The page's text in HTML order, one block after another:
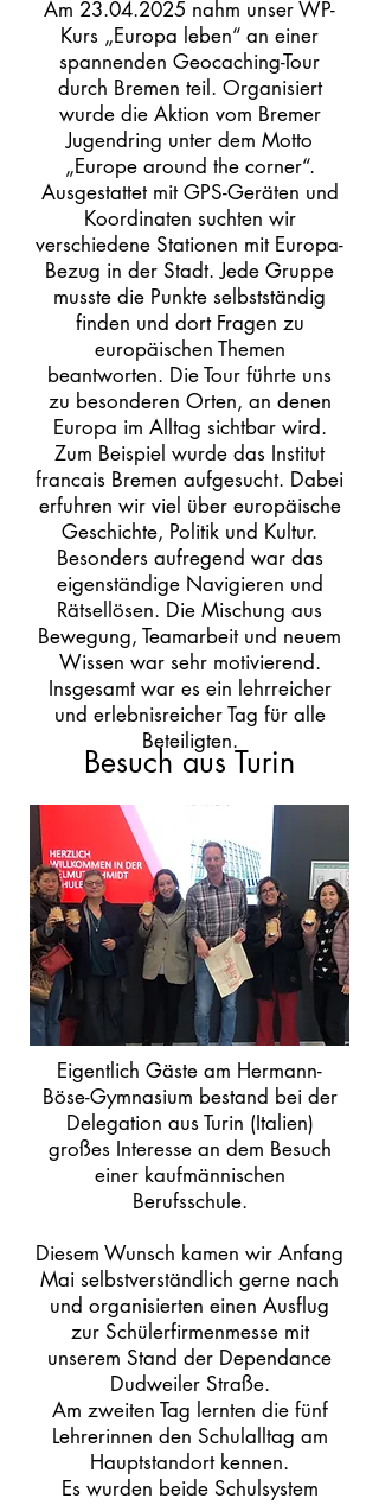
Am 23.04.2025 nahm unser WP-
Kurs „Europa leben“ an einer
spannenden Geocaching-Tour
durch Bremen teil. Organisiert
wurde die Aktion vom Bremer
Jugendring unter dem Motto
„Europe around the corner“.
Ausgestattet mit GPS-Geräten und
Koordinaten suchten wir
verschiedene Stationen mit Europa-
Bezug in der Stadt. Jede Gruppe
musste die Punkte selbstständig
finden und dort Fragen zu
europäischen Themen
beantworten. Die Tour führte uns
zu besonderen Orten, an denen
Europa im Alltag sichtbar wird.
Zum Beispiel wurde das Institut
francais Bremen aufgesucht. Dabei
erfuhren wir viel über europäische
Geschichte, Politik und Kultur.
Besonders aufregend war das
eigenständige Navigieren und
Rätsellösen. Die Mischung aus
Bewegung, Teamarbeit und neuem
Wissen war sehr motivierend.
Insgesamt war es ein lehrreicher
und erlebnisreicher Tag für alle
Beteiligten.
Besuch aus Turin
Eigentlich Gäste am Hermann-
Böse-Gymnasium bestand bei der
Delegation aus Turin (Italien)
großes Interesse an dem Besuch
einer kaufmännischen
Berufsschule.
Diesem Wunsch kamen wir Anfang
Mai selbstverständlich gerne nach
und organisierten einen Ausflug
zur Schülerfirmenmesse mit
unserem Stand der Dependance
Dudweiler Straße.
Am zweiten Tag lernten die fünf
Lehrerinnen den Schulalltag am
Hauptstandort kennen.
Es wurden beide Schulsystem